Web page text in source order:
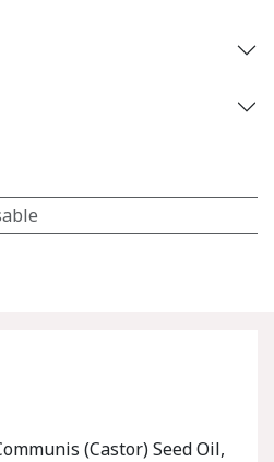
(Castor) Seed Oil,